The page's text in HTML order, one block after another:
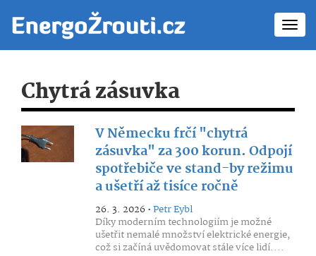
Chytrá zásuvka
V Německu frčí "chytrá
zásuvka" za 300 korun. Odpojí
spotřebiče ve stand-by režimu
a ušetří až tisíce ročně
26. 3. 2026 •Petr Eybl
Díky moderním technologiím je možné
ušetřit nemalé množství elektrické energie,
což si začíná uvědomovat stále více lidí....